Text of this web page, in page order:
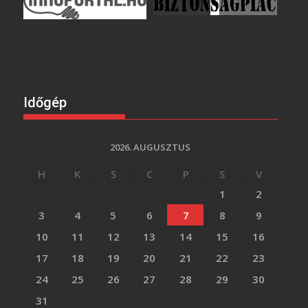
Időgép
2026. AUGUSZTUS
H K S C P S
V
1
2
3
4 5 6 7 8
9
10
11 12 13 14 15
16
17
18 19 20 21 22
23
24
25 26 27 28 29
30
31